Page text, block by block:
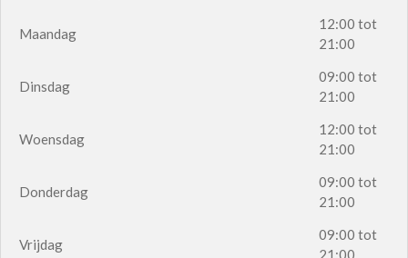
Maandag
12:00 tot
21:00
Dinsdag
09:00 tot
21:00
Woensdag
12:00 tot
21:00
Donderdag
09:00 tot
21:00
Vrijdag
09:00 tot
21:00